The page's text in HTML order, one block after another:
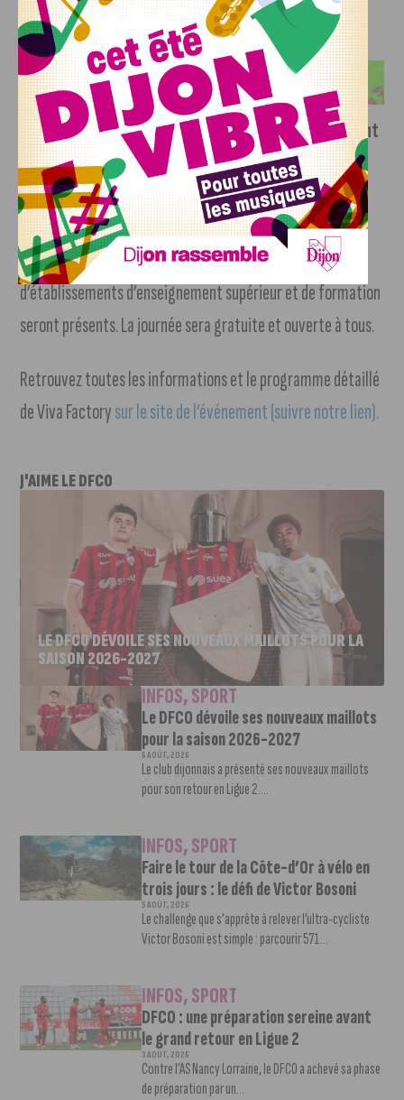
parcours de formation sur le territoire seront présentés.
Le samedi 21 septembre, les trois dômes accueilleront
le grand public toute la journée(10h à 18h) via des
ateliers autour de la mixité et du numérique, des
démonstrations de produits, des micro-trottoirs et des
animations. Une vingtaine d’entreprises et une dizaine
d’établissements d’enseignement supérieur et de formation
seront présents. La journée sera gratuite et ouverte à tous.
Retrouvez toutes les informations et le programme détaillé
de Viva Factorysur le site de l’événement (suivre notre lien).
J'AIME LE DFCO
LE DFCO DÉVOILE SES NOUVEAUX MAILLOTS POUR LA
SAISON 2026-2027
INFOS,SPORT
Le DFCO dévoile ses nouveaux maillots
pour la saison 2026-2027
6 AOÛT, 2026
Le club dijonnais a présenté ses nouveaux maillots
pour son retour en Ligue 2....
INFOS,SPORT
Faire le tour de la Côte-d’Or à vélo en
trois jours : le défi de Victor Bosoni
5 AOÛT, 2026
Le challenge que s’apprête à relever l’ultra-cycliste
Victor Bosoni est simple : parcourir 571...
INFOS,SPORT
DFCO : une préparation sereine avant
le grand retour en Ligue 2
3 AOÛT, 2026
Contre l’AS Nancy Lorraine, le DFCO a achevé sa phase
de préparation par un...